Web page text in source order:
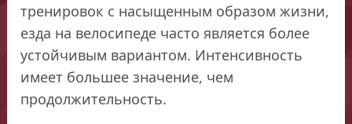
тренировок с насыщенным образом жизни,
езда на велосипеде часто является более
устойчивым вариантом. Интенсивность
имеет большее значение, чем
продолжительность.